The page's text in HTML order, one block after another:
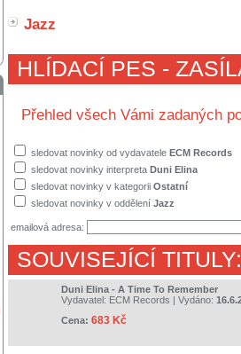
Jazz
HLÍDACÍ PES -
Přehled všech Vámi zadaných
sledovat novinky od vydavatele ECM Records
sledovat novinky interpreta Duni Elina
sledovat novinky v kategorii Ostatní
sledovat novinky v oddělení Jazz
emailová adresa:
SOUVISEJÍCÍ TITULY:
Duni Elina - A Time To Remember
Vydavatel: ECM Records | Vydáno:
Cena: 683 Kč